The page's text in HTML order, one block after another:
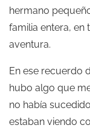
hermano
familia entera, en
aventura.
En ese recuerdo
hubo algo que
no había
estaban viendo